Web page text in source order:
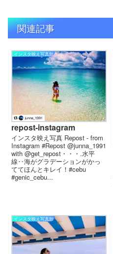
関連記事
インスタ映え写真館
repost-instagram
インスタ映え写真 Repost - from
Instagram #Repost @junna_1991
with @get_repost・・・.水平
線‥海がグラデーションがかっ
ててほんとキレイ！#cebu
#genic_cebu...
インスタ映え写真館